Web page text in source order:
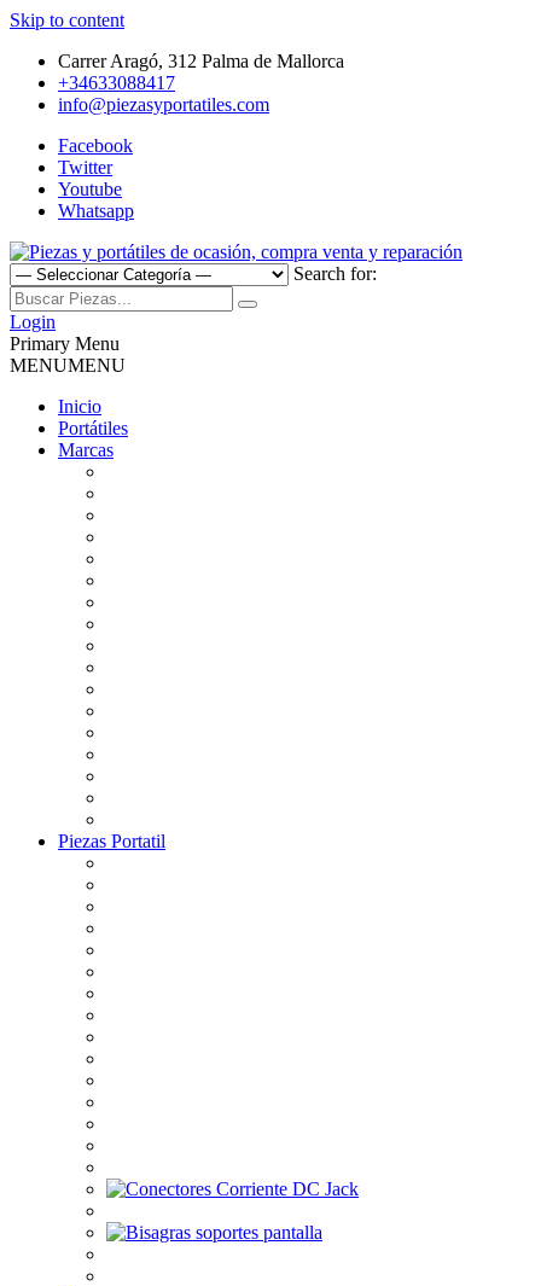
Skip to content
Carrer Aragó, 312 Palma de Mallorca
+34633088417
info@piezasyportatiles.com
Facebook
Twitter
Youtube
Whatsapp
Piezas y portátiles de ocasión,
compra venta y reparación
Todo lo que necesitas para reparar tu portatil, Pantallas, Teclas,
Teclados, Baterías, Carcasas, Placas, Gráficas, Procesadores,
Ventiladores
Search for:
Login
Primary Menu
MENUMENU
Inicio
Portátiles
Marcas
Piezas Portatil